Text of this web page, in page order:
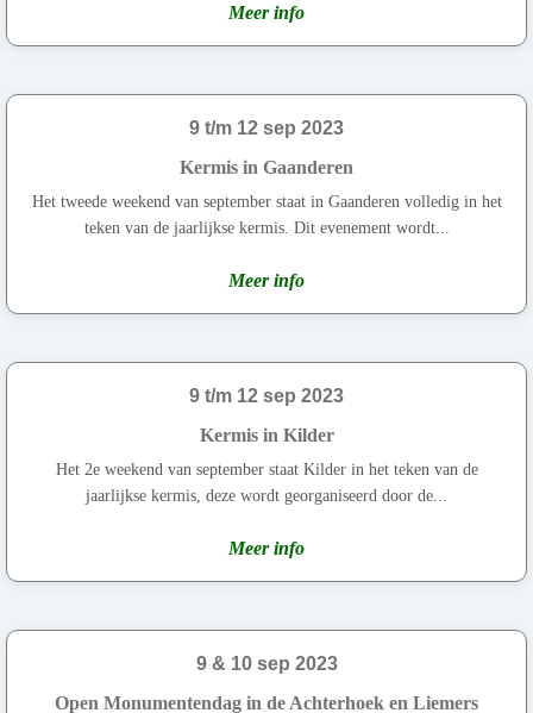
Meer info
9 t/m 12 sep 2023
Kermis in Gaanderen
Het tweede weekend van september staat in Gaanderen volledig in het
teken van de jaarlijkse kermis. Dit evenement wordt...
Meer info
9 t/m 12 sep 2023
Kermis in Kilder
Het 2e weekend van september staat Kilder in het teken van de
jaarlijkse kermis, deze wordt georganiseerd door de...
Meer info
9 & 10 sep 2023
Open Monumentendag in de Achterhoek en Liemers